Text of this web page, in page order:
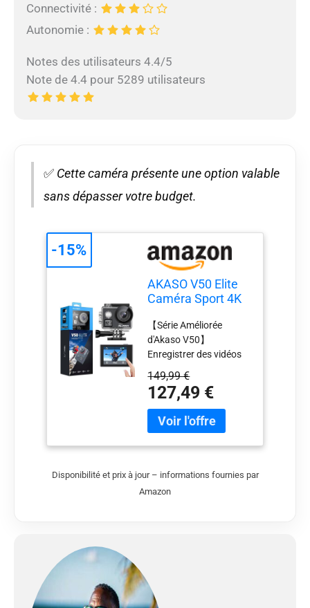
Connectivité :
Autonomie :
Notes des utilisateurs 4.4/5
Note de 4.4 pour 5289 utilisateurs
✅ Cette caméra présente une option valable
sans dépasser votre budget.
AKASO V50 Elite
Caméra Sport 4K
Action Cam
Sportive Etanche
【Série Améliorée
d'Akaso V50】
Enregistrer des vidéos
4K / 60fps, 4K / 30fps,
2,7K / 60fps, 2,7K /
30fps, 1080P / 120fps,
720P / 240fps et des
images 20MP, vous
haute qualité.
«Action Photo».
【Superbe Stablisation
149,99 €
127,49 €
-15%
Disponibilité et prix à jour – informations fournies par
Amazon